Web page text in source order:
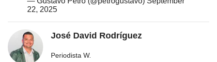
22, 2025
José David Rodríguez
Periodista W.